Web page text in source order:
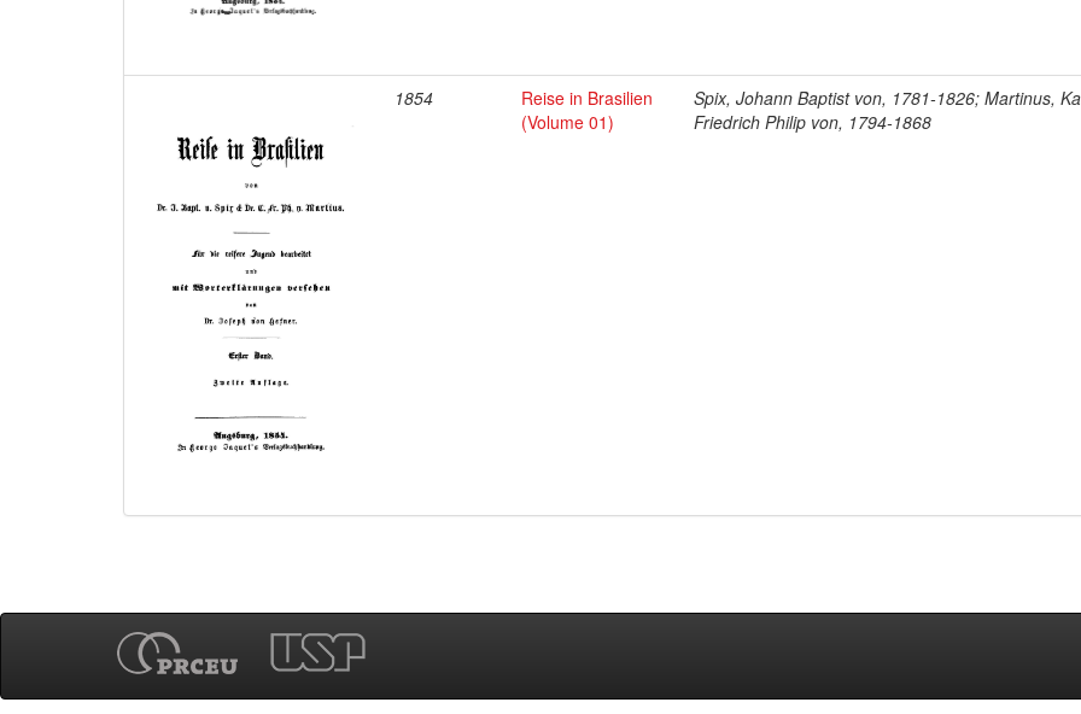
1854
Reise in Brasilien
(Volume 01)
Spix, Johann Baptist von, 1781-1826; Martinus,
Friedrich Philip von, 1794-1868